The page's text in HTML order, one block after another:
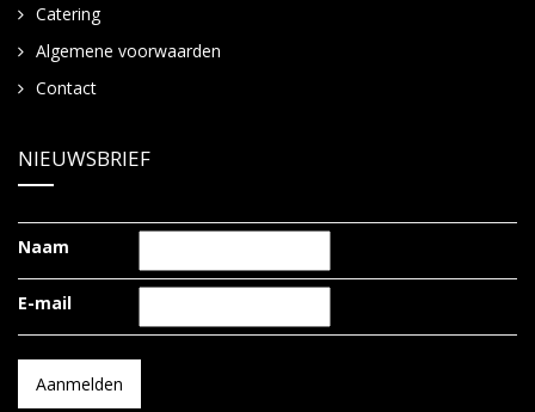
Catering
Algemene voorwaarden
Contact
NIEUWSBRIEF
Naam
E-mail